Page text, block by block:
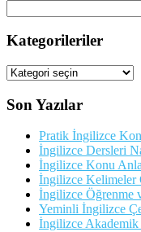
Kategorileriler
Kategorileriler
Son Yazılar
Pratik İngilizce
İngilizce Dersleri
İngilizce Konu
İngilizce Kelimeler
İngilizce Öğrenme
Yeminli İngilizce
İngilizce